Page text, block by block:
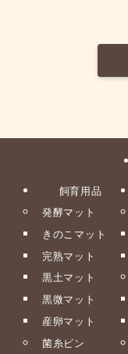
飼育用品
発酵マット
きのこマット
完熟マット
黒土マット
黒微マット
産卵マット
菌糸ビン